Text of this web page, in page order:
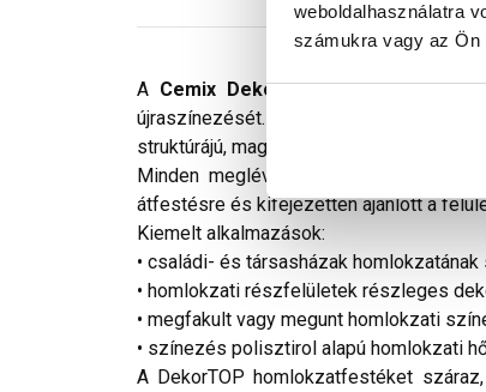
weboldalhasználatra
számukra vagy az Ön
A Cemix DekorTOPműgyanta
újraszínezését. A DekorTOP a legtöbb
struktúrájú, magas esztétikai
Minden meglévő és új, ásványi és
átfestésre és kifejezetten ajánlott a
Kiemelt alkalmazások:
• családi- és társasházak
• homlokzati részfelületek részleges
• megfakult vagy megunt homlokzati
• színezés polisztirol alapú homlokzati
A DekorTOP homlokzatfestéket